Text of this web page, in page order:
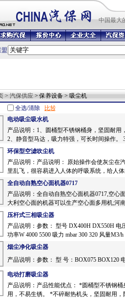
中国最大
盟
> 汽保供应 > 保养设备 > 吸尘机
全选/清除
电动吸尘吸水机
产品说明：1、圆桶型不锈钢桶身，坚固耐用
2、静音型马达，吸力特强，可长时间操作。
环保型空滤吹尘机
产品说明：产品说明： 原始操作会使灰尘在
里乱飞，很容易进入人体的呼吸系统，给人
全自动自熟空心面机器0717
产品说明：全自动自熟空心面机器0717,空心
大利空心面的机器可以生产空心面多用机;河
压杆式三相吸尘器
产品说明：参数： 型号 DX400H DX550H 电
功率W 4000 5500 吸力 mbar 300 320 风量M3/h
烟尘净化吸尘器
产品说明：参数： 型 号：BOX075 BOX120
电动打磨吸尘器
产品说明：产品性能优点： *圆桶型不锈钢桶
用，不易生锈。 *不碎耐热机头，坚固耐用，